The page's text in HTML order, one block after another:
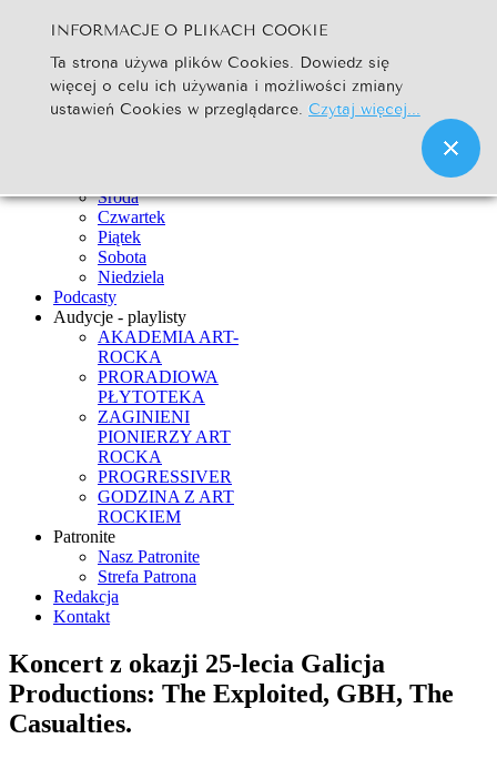
Szukaj... Go
Strona Główna
Newsy
Środa
Czwartek
Piątek
Sobota
Niedziela
Podcasty
Audycje - playlisty
AKADEMIA ART-
ROCKA
PRORADIOWA
PŁYTOTEKA
ZAGINIENI
PIONIERZY ART
ROCKA
PROGRESSIVER
GODZINA Z ART
ROCKIEM
Patronite
Nasz Patronite
Strefa Patrona
Redakcja
Kontakt
Koncert z okazji 25-lecia Galicja
Productions: The Exploited, GBH, The
Casualties.
INFORMACJE O PLIKACH COOKIE
Ta strona używa plików Cookies. Dowiedz się
więcej o celu ich używania i możliwości zmiany
ustawień Cookies w przeglądarce. Czytaj więcej...